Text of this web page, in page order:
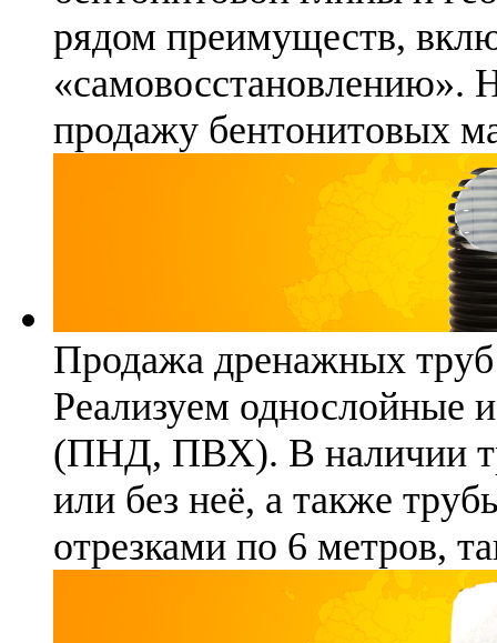
рядом преимуществ,
«самовосстановлению».
продажу бентонитовых
Продажа дренажных труб
Реализуем однослойные
(ПНД, ПВХ). В наличии
или без неё, а также
отрезками по 6 метров,